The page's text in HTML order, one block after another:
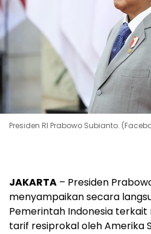
Presiden RI Prabowo Subianto.
JAKARTA – Presiden
menyampaikan secara
Pemerintah Indonesia
tarif resiprokal oleh Amerika